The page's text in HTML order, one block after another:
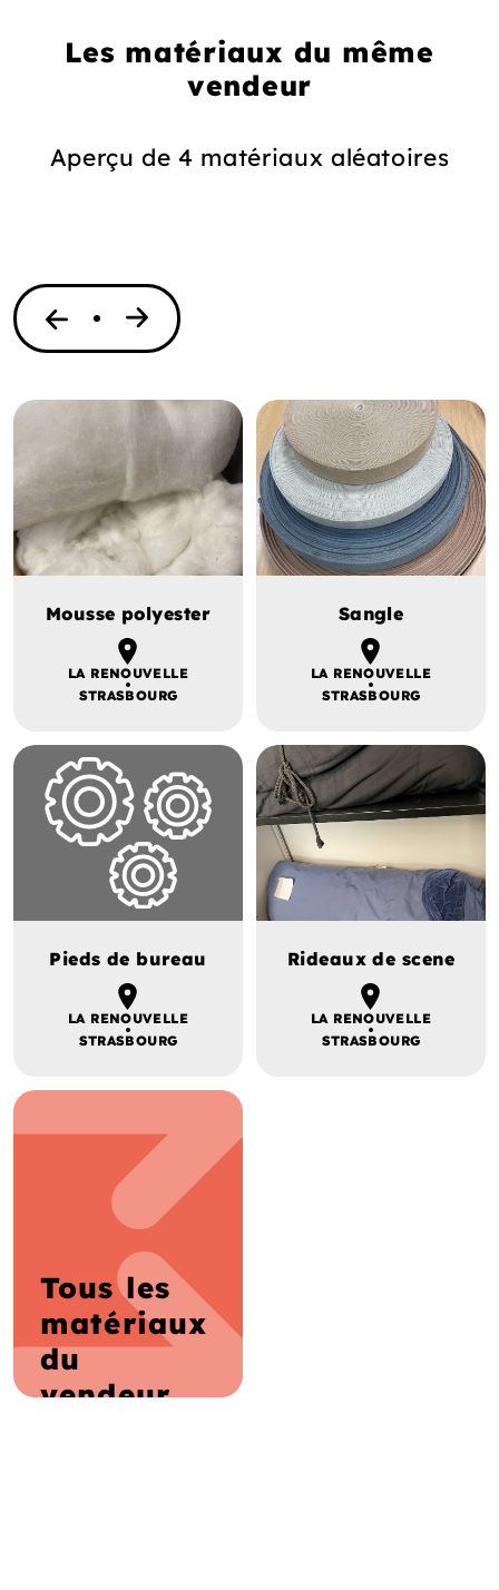
Les matériaux du même
vendeur
Aperçu de 4 matériaux aléatoires
Mousse polyester
LA RENOUVELLE
STRASBOURG
Sangle
LA RENOUVELLE
STRASBOURG
Pieds de bureau
LA RENOUVELLE
STRASBOURG
Rideaux de scene
LA RENOUVELLE
STRASBOURG
Tous les
matériaux
du
vendeur